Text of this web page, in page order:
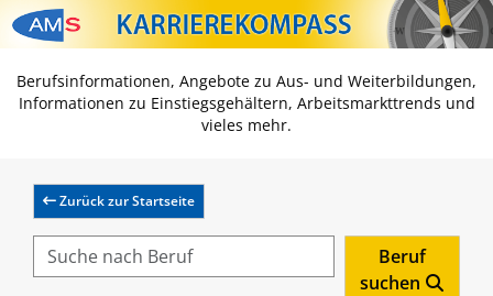
Zum Inhalt springen
Zum Navmenü springen
Zur Suche springen
Zur Footer springen
Berufsinformationen, Angebote zu Aus- und Weiterbildungen,
Informationen zu Einstiegsgehältern, Arbeitsmarkttrends und
vieles mehr.
Zurück zur Startseite
Beruf
suchen